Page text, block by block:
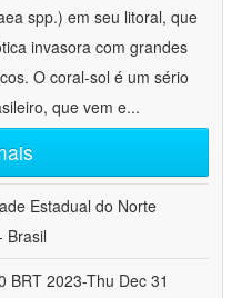
spp.) em seu litoral, que
invasora com grandes
O coral-sol é um sério
que vem e...
Estadual do Norte
Brasil
BRT 2023-Thu Dec 31